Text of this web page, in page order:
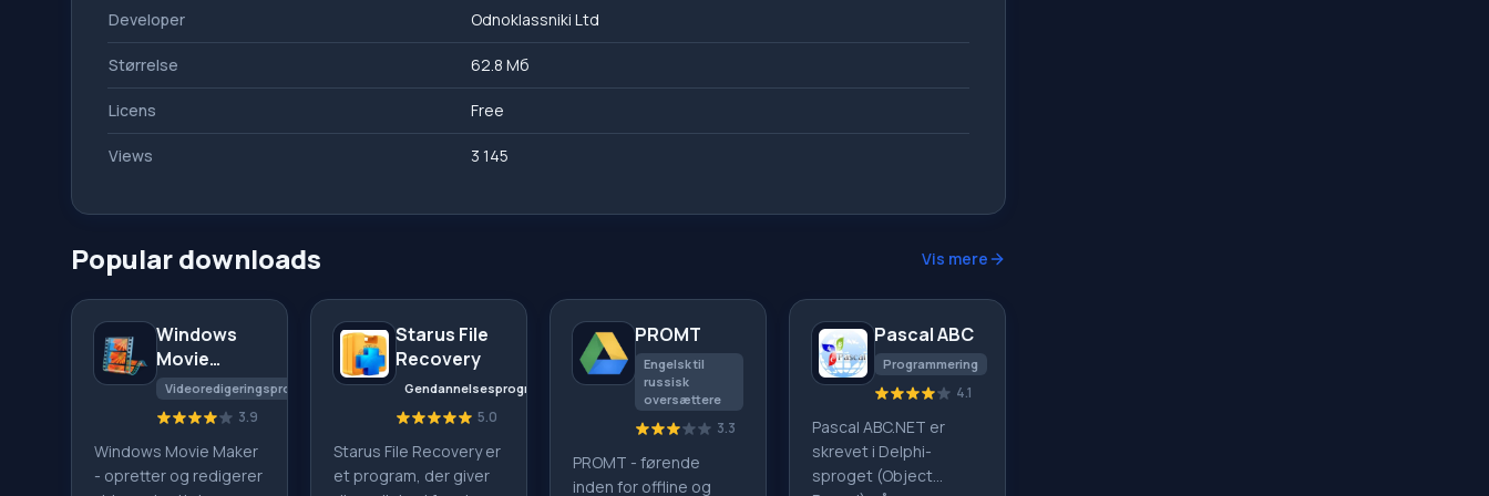
Developer Odnoklassniki Ltd
Størrelse 62.8 Мб
Licens Free
Views 3 145
Popular downloads Vis mere
Windows
Movie
Maker
Videoredigeringsprogrammer
3.9
Windows Movie Maker
- opretter og redigerer
Starus File
Recovery
Gendannelsesprogrammer
5.0
Starus File Recovery er
et program, der giver
PROMT
Engelsk til
russisk
oversættere
3.3
PROMT - førende
inden for offline og
Pascal ABC
Programmering
4.1
Pascal ABC.NET er
skrevet i Delphi-
sproget (Object